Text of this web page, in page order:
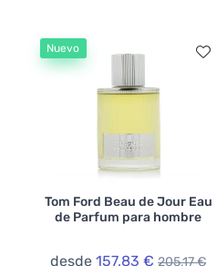
Nuevo
Tom Ford Beau de Jour Eau
de Parfum para hombre
desde157,83 € 205,17 €